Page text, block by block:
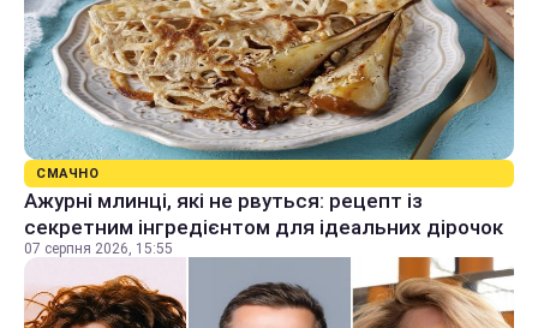
СМАЧНО
Ажурні млинці, які не рвуться: рецепт із
секретним інгредієнтом для ідеальних дірочок
07 серпня 2026, 15:55